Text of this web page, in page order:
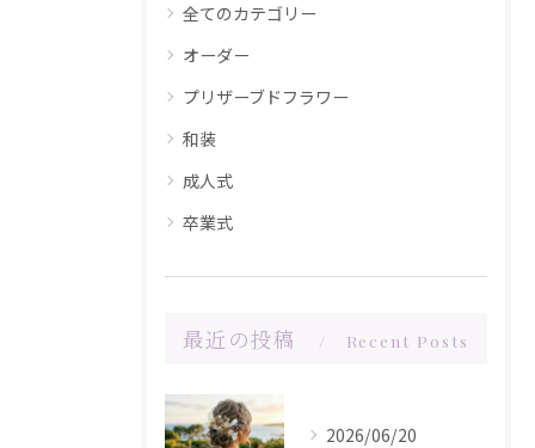
全てのカテゴリー
オーダー
プリザーブドフラワー
和装
成人式
卒業式
最近の投稿 Recent Posts
2026/06/20